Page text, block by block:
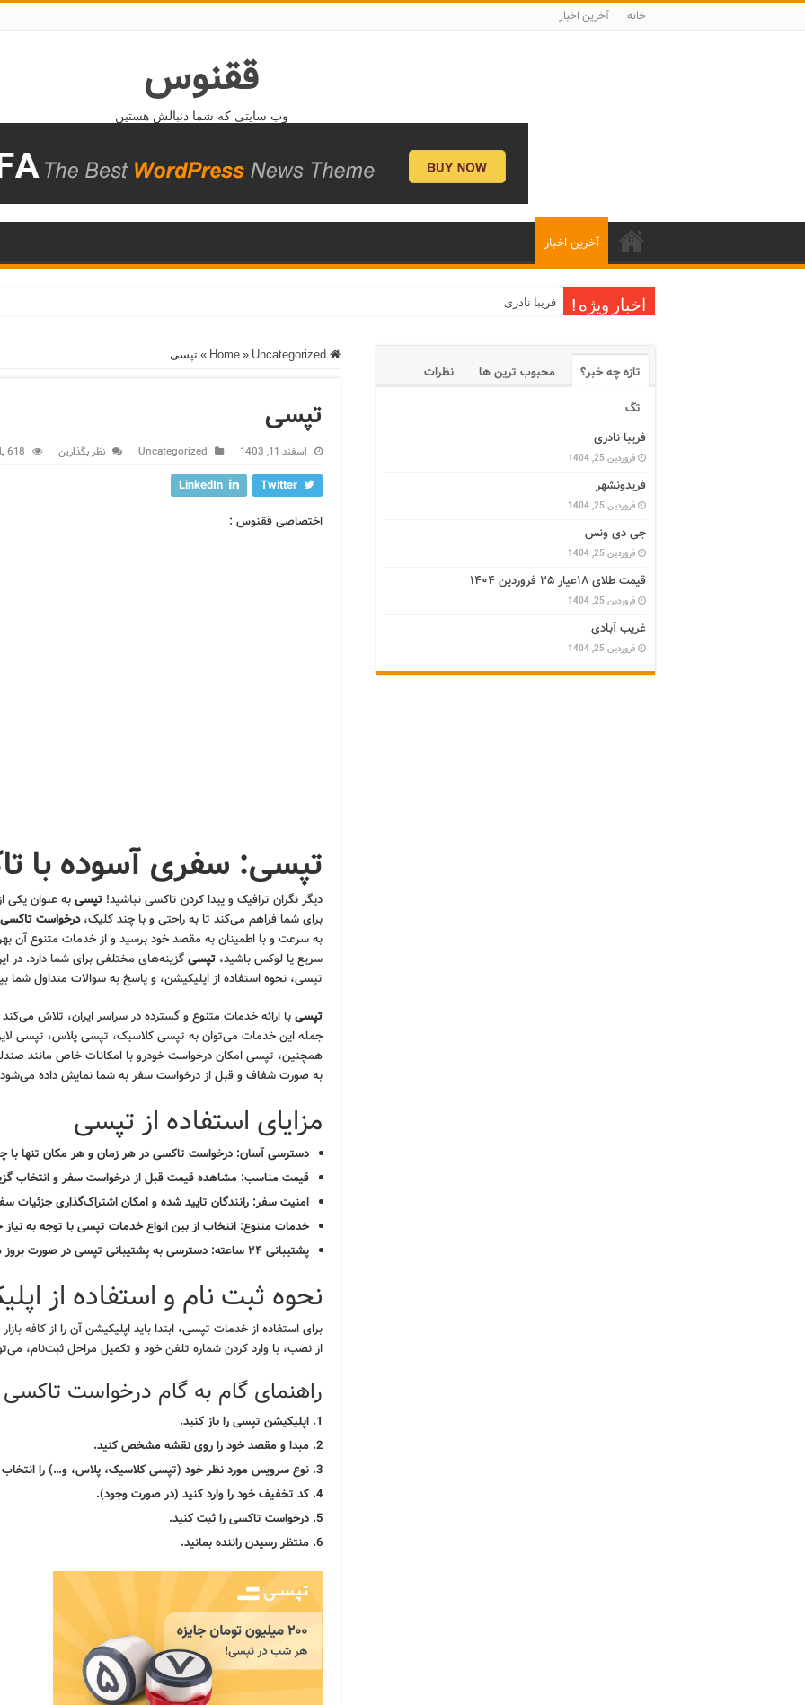
خانه آخرین اخبار
ققنوس
وب سایتی که شما دنبالش هستین
آخرین اخبار
اخبار ویژه ! فریبا نادری
» Uncategorized
» تپسی
تپسی
اسفند 11, 1403 Uncategorized نظر بگذارین 618 بازدید
Twitter
LinkedIn
اختصاصی ققنوس :
تپسی: سفری آسوده با
دیگر نگران ترافیک و پیدا کردن تاکسی نباشید! تپسیبه عنوان یکی
برای شما فراهم می‌کند تا به راحتی و با چند کلیک،درخواست تاکسی
به سرعت و با اطمینان به مقصد خود برسید و از خدمات متنوع آن
سریع یا لوکس باشید، تپسیگزینه‌های مختلفی برای شما دارد. در
تپسی، نحوه استفاده از اپلیکیشن، و پاسخ به سوالات متداول شما
تپسیبا ارائه خدمات متنوع و گسترده در سراسر ایران، تلاش می‌کند
جمله این خدمات می‌توان به تپسی کلاسیک، تپسی پلاس، تپسی
همچنین، تپسی امکان درخواست خودرو با امکانات خاص مانند
به صورت شفاف و قبل از درخواست سفر به شما نمایش داده می‌شود تا
مزایای استفاده از تپسی
دسترسی آسان: درخواست تاکسی در هر زمان و هر مکان تنها با
قیمت مناسب: مشاهده قیمت قبل از درخواست سفر و انتخاب
امنیت سفر: رانندگان تایید شده و امکان اشتراک‌گذاری جزئیات
خدمات متنوع: انتخاب از بین انواع خدمات تپسی با توجه به
پشتیبانی ۲۴ ساعته:
دسترسی به پشتیبانی تپسی در صورت
نحوه ثبت نام و استفاده از
برای استفاده از خدمات تپسی، ابتدا باید اپلیکیشن آن را ازکافه بازار
از نصب، با وارد کردن شماره تلفن خود و تکمیل مراحل ثبت‌نام،
راهنمای گام به گام درخواست تاکسی
اپلیکیشن تپسی را باز کنید.
مبدا و مقصد خود را روی نقشه مشخص کنید.
نوع سرویس مورد نظر خود (تپسی کلاسیک، پلاس، و…) را انتخاب
کد تخفیف خود را وارد کنید (در صورت وجود).
درخواست تاکسی را ثبت کنید.
منتظر رسیدن راننده بمانید.
تازه چه خبر؟ محبوب ترین ها
نظرات
تگ
فریبا نادری
فروردین 25, 1404
فریدونشهر
فروردین 25, 1404
جی دی ونس
فروردین 25, 1404
قیمت طلای ۱۸عیار ۲۵ فروردین ۱۴۰۴
فروردین 25, 1404
غریب آبادی
فروردین 25, 1404